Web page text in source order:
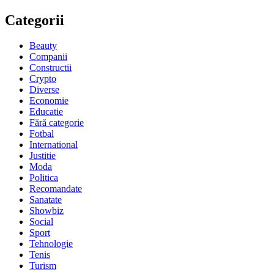
Categorii
Beauty
Companii
Constructii
Crypto
Diverse
Economie
Educatie
Fără categorie
Fotbal
International
Justitie
Moda
Politica
Recomandate
Sanatate
Showbiz
Social
Sport
Tehnologie
Tenis
Turism